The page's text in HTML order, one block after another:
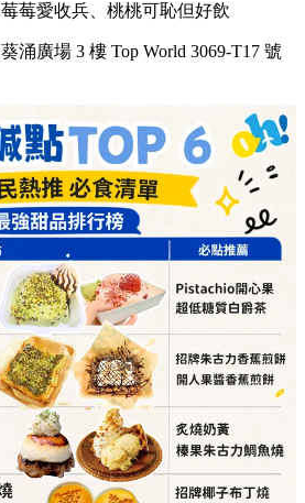
莓莓愛收兵、桃桃可恥但好飲
葵涌廣場 3 樓 Top World 3069-T17 號